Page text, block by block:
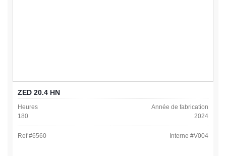
ZED 20.4 HN
Heures
180
Année de fabrication
2024
Ref #6560 Interne #V004